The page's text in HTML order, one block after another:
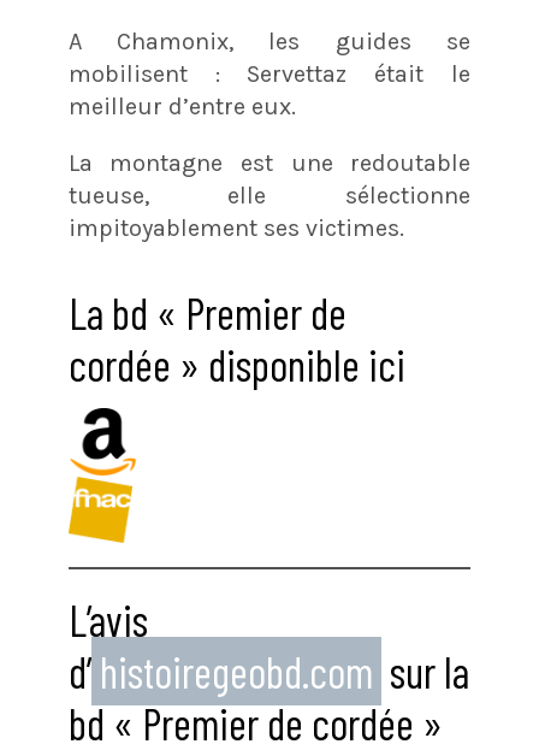
A Chamonix, les guides se
mobilisent : Servettaz était le
meilleur d’entre eux.
La montagne est une redoutable
tueuse, elle sélectionne
impitoyablement ses victimes.
La bd « Premier de
cordée » disponible ici
L’avis
d’ histoiregeobd.com sur la
bd « Premier de cordée »